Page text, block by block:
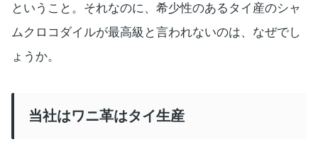
ということ。それなのに、希少性のあるタイ産のシャ
ムクロコダイルが最高級と言われないのは、なぜでし
ょうか。
当社はワニ革はタイ生産